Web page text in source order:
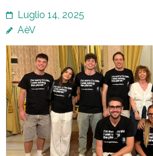
Luglio 14, 2025
AèV